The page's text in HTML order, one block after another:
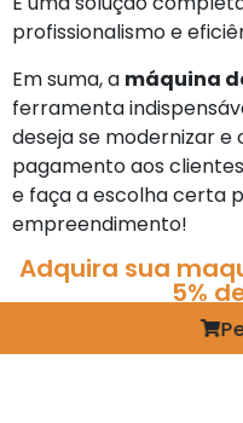
profissionalismo e
Em suma, a máquina
ferramenta
deseja se modernizar
pagamento aos
e faça a escolha certa
empreendimento!
Adquira sua
5%